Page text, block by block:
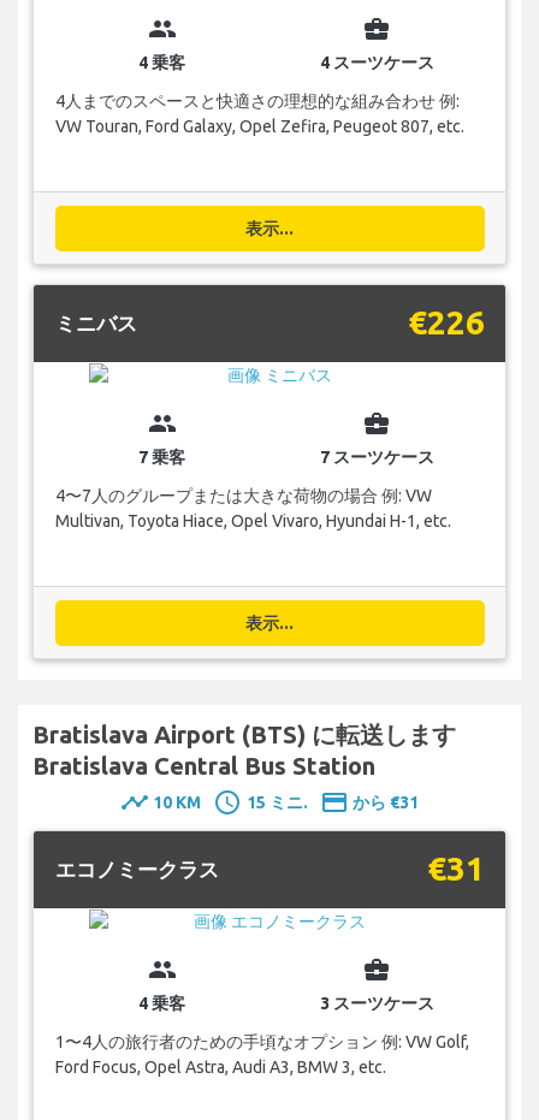
group
4 乗客
business_center
4 スーツケース
4人までのスペースと快適さの理想的な組み合わせ 例:
VW Touran, Ford Galaxy, Opel Zefira, Peugeot 807, etc.
表示...
ミニバス €226
group
7 乗客
business_center
7 スーツケース
4〜7人のグループまたは大きな荷物の場合 例: VW
Multivan, Toyota Hiace, Opel Vivaro, Hyundai H-1, etc.
表示...
Bratislava Airport (BTS) に転送します
Bratislava Central Bus Station
timeline 10 KM schedule 15 ミニ. payment から €31
エコノミークラス €31
group
4 乗客
business_center
3 スーツケース
1〜4人の旅行者のための手頃なオプション 例: VW Golf,
Ford Focus, Opel Astra, Audi A3, BMW 3, etc.